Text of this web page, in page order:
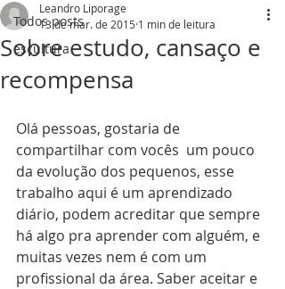
Todos posts
escultura
Sobre estudo, cansaço e
recompensa
Leandro Liporage
13 de mar. de 2015 1 min de leitura
Olá pessoas, gostaria de
compartilhar com vocês  um pouco
da evolução dos pequenos, esse
trabalho aqui é um aprendizado
diário, podem acreditar que sempre
há algo pra aprender com alguém, e
muitas vezes nem é com um
profissional da área. Saber aceitar e